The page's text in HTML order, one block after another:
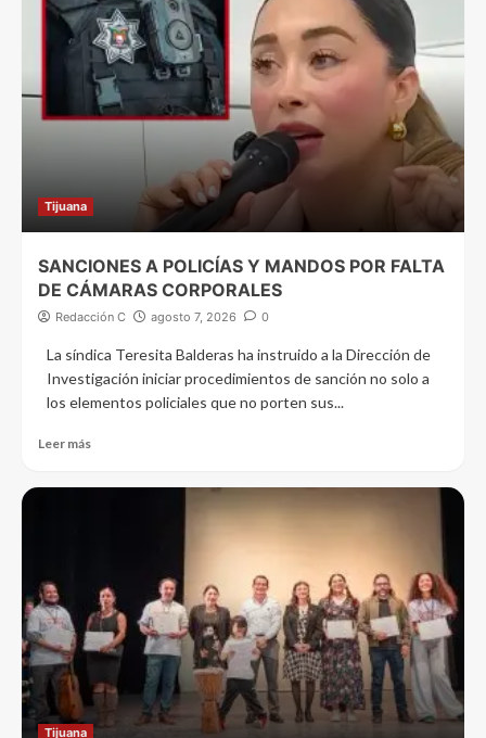
Tijuana
SANCIONES A POLICÍAS Y MANDOS POR FALTA
DE CÁMARAS CORPORALES
Redacción C agosto 7, 2026 0
La síndica Teresita Balderas ha instruido a la Dirección de
Investigación iniciar procedimientos de sanción no solo a
los elementos policiales que no porten sus...
Leer más
Tijuana